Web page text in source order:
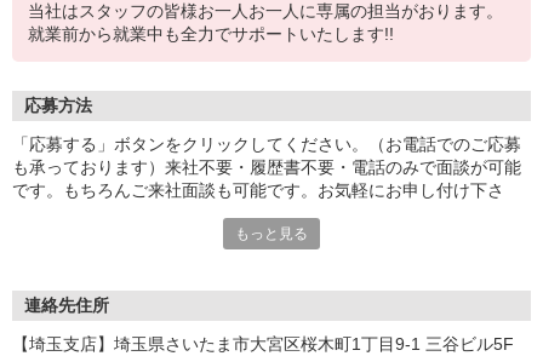
当社はスタッフの皆様お一人お一人に専属の担当がおります。
就業前から就業中も全力でサポートいたします!!
応募方法
「応募する」ボタンをクリックしてください。（お電話でのご応募
も承っております）来社不要・履歴書不要・電話のみで面談が可能
です。もちろんご来社面談も可能です。お気軽にお申し付け下さ
もっと見る
連絡先住所
【埼玉支店】埼玉県さいたま市大宮区桜木町1丁目9-1 三谷ビル5F